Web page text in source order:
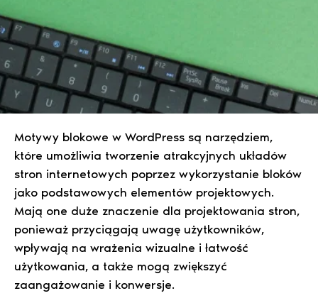
Motywy blokowe w WordPress są narzędziem,
które umożliwia tworzenie atrakcyjnych układów
stron internetowych poprzez wykorzystanie bloków
jako podstawowych elementów projektowych.
Mają one duże znaczenie dla projektowania stron,
ponieważ przyciągają uwagę użytkowników,
wpływają na wrażenia wizualne i łatwość
użytkowania, a także mogą zwiększyć
zaangażowanie i konwersje.